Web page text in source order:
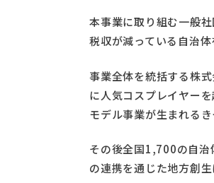
本事業に取り組む一般
税収が減っている自治
事業全体を統括する株
に人気コスプレイヤー
モデル事業が生まれるき
その後全国1,700の自治
の連携を通じた地方創